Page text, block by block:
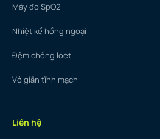
Máy đo SpO2
Nhiệt kế hồng ngoại
Đệm chống loét
Vớ giãn tĩnh mạch
Liên hệ